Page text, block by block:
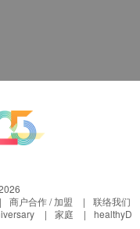
商户合作 / 加盟 联络我们
家庭 healthyD